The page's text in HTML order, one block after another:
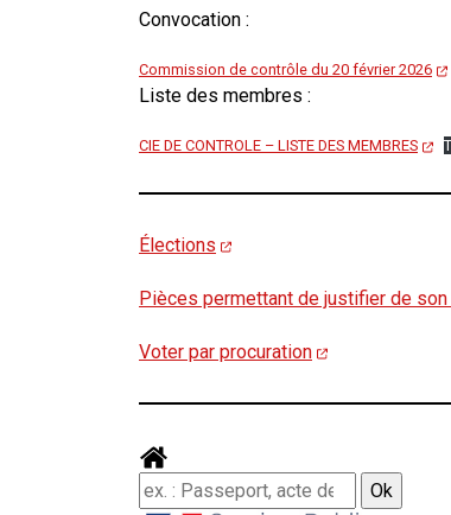
Convocation :
Commission de contrôle du 20 février 2026
Liste des membres :
CIE DE CONTROLE – LISTE DES MEMBRES
Élections
Pièces permettant de justifier de
Voter par procuration